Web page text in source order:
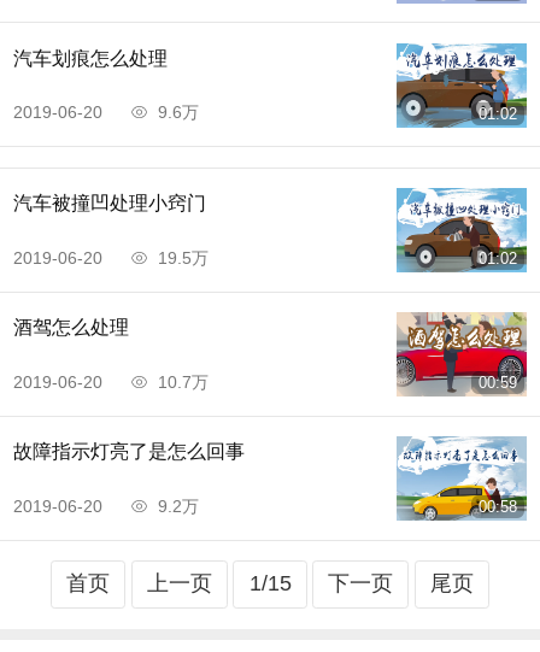
01:02
汽车划痕怎么处理
2019-06-20 9.6万
01:02
汽车被撞凹处理小窍门
2019-06-20 19.5万
00:59
酒驾怎么处理
2019-06-20 10.7万
00:58
故障指示灯亮了是怎么回事
2019-06-20 9.2万
首页 上一页 1/15 下一页 尾页